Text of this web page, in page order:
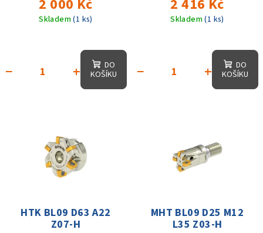
2 000 Kč
Skladem(1 ks)
+
−
DO
KOŠÍKU
2 416 Kč
Skladem(1 ks)
+
−
DO
KOŠÍKU
HTK BL09 D63 A22
Z07-H
MHT BL09 D25 M12
L35 Z03-H